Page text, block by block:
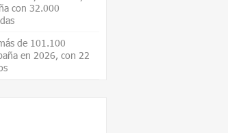
con 32.000
de 101.100
en 2026, con 22